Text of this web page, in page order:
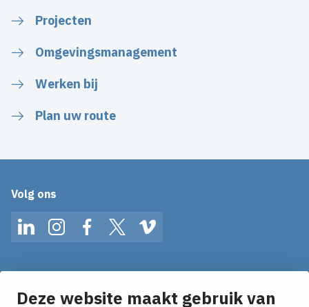
Deze website maakt gebruik van
Projecten
Omgevingsmanagement
Werken bij
Plan uw route
Volg ons
LinkedInInstagramFacebookTwitterVimeo
Ontvang onze nieuws alerts in je mailbox!